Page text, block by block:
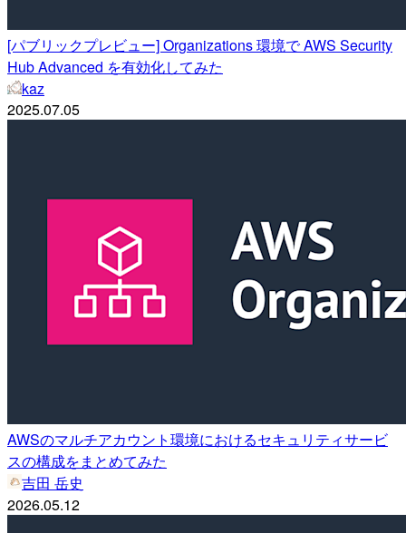
[パブリックプレビュー] Organizations 環境で AWS Security
Hub Advanced を有効化してみた
kaz
2025.07.05
AWSのマルチアカウント環境におけるセキュリティサービ
スの構成をまとめてみた
吉田 岳史
2026.05.12